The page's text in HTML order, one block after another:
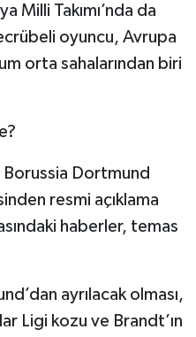
Milli Takımı’nda da
oyuncu, Avrupa
orta sahalarından biri
Borussia Dortmund
resmi açıklama
haberler, temas
ayrılacak olması,
Ligi kozu ve Brandt’ın